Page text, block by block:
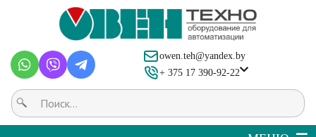
owen.teh@yandex.by
+ 375 17 390-92-22